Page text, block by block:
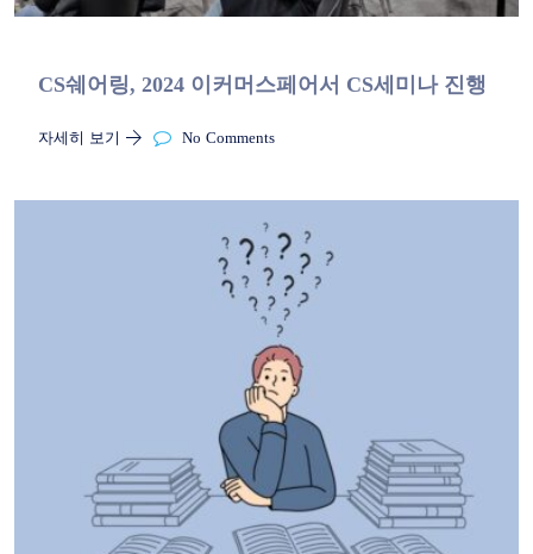
CS쉐어링, 2024 이커머스페어서 CS세미나 진행
자세히 보기 No Comments